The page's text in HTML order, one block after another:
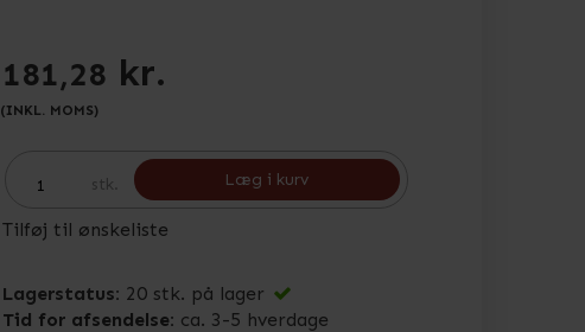
181,28 kr.
(INKL. MOMS)
stk. Læg i kurv
Tilføj til ønskeliste
Lagerstatus: 20 stk. på lager
Tid for afsendelse: ca. 3-5 hverdage